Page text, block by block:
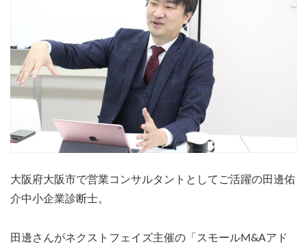
大阪府大阪市で営業コンサルタントとしてご活躍の田邊佑
介中小企業診断士。
田邊さんがネクストフェイズ主催の「スモールM&Aアド